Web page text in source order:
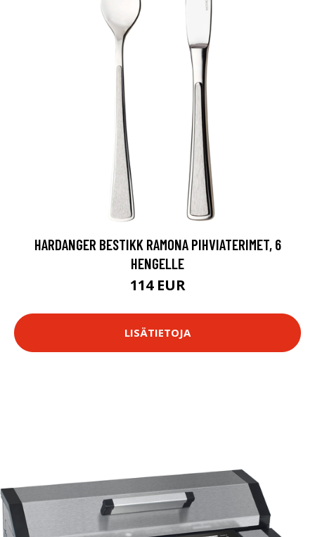
HARDANGER BESTIKK RAMONA PIHVIATERIMET, 6
HENGELLE
114 EUR
LISÄTIETOJA